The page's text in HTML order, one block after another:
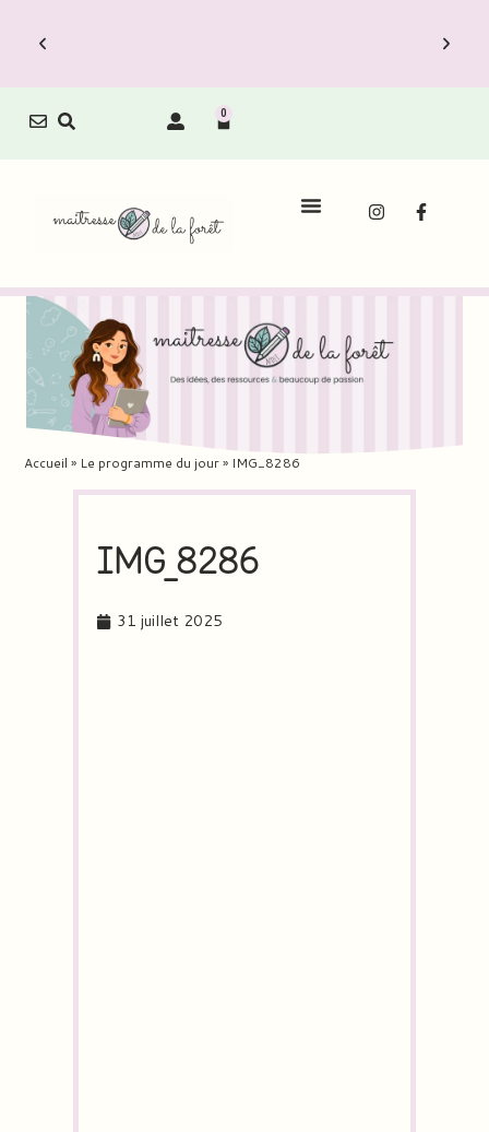
0
Accueil » Le programme du jour» IMG_8286
IMG_8286
31 juillet 2025